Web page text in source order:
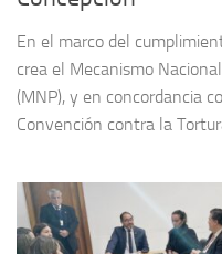
En el marco del
crea el Mecanismo
(MNP), y en concordancia
Convención contra la